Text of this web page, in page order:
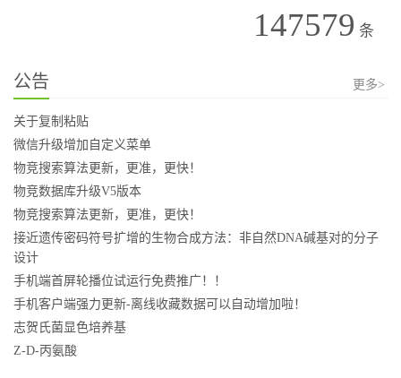
147579 条
公告 更多>
关于复制粘贴
微信升级增加自定义菜单
物竞搜索算法更新，更准，更快！
物竞数据库升级V5版本
物竞搜索算法更新，更准，更快！
接近遗传密码符号扩增的生物合成方法：非自然DNA碱基对的分子
设计
手机端首屏轮播位试运行免费推广！！
手机客户端强力更新-离线收藏数据可以自动增加啦！
志贺氏菌显色培养基
Z-D-丙氨酸